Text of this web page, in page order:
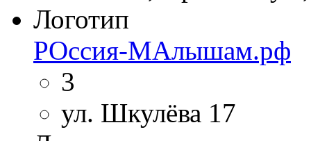
Логотип
РОссия-МАлышам.рф
3
ул. Шкулёва 17